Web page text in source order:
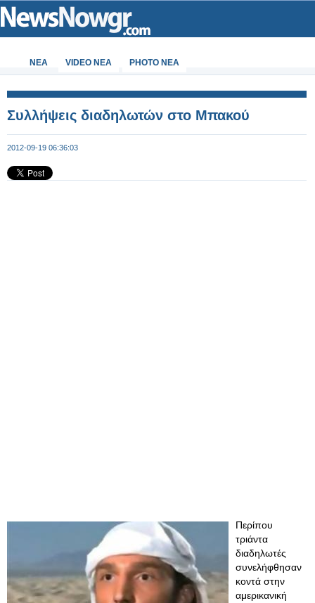
ΝΕΑ VIDEO NEA PHOTO NEA
Συλλήψεις διαδηλωτών στο Μπακού
2012-09-19 06:36:03
Περίπου
τριάντα
διαδηλωτές
συνελήφθησαν
κοντά στην
αμερικανική